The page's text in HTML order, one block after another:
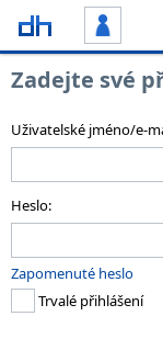
Zadejte své
Uživatelské jméno/e-
Heslo:
Zapomenuté heslo
Trvalé přihlášení